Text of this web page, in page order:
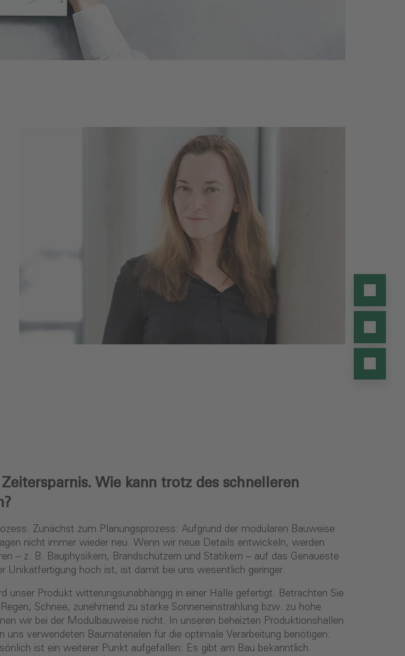
Wie kann trotz des schnelleren
Zunächst zum Planungsprozess: Aufgrund der modularen Bauweise
nicht immer wieder neu. Wenn wir neue Details entwickeln, werden
– z. B. Bauphysikern, Brandschützern und Statikern – auf das Genaueste
Unikatfertigung hoch ist, ist damit bei uns wesentlich geringer.
Produkt witterungsunabhängig in einer Halle gefertigt. Betrachten Sie
Schnee, zunehmend zu starke Sonneneinstrahlung bzw. zu hohe
wir bei der Modulbauweise nicht. In unseren beheizten Produktionshallen
verwendeten Baumaterialen für die optimale Verarbeitung benötigen.
ist ein weiterer Punkt aufgefallen: Es gibt am Bau bekanntlich